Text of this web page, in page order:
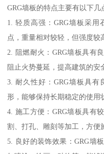
GRG墙板的特点主要有以下几
1. 轻质高强：GRG墙板采
点，重量相对较轻，但强度较
2. 阻燃耐火：GRG墙板具有
阻止火势蔓延，提高建筑的安
3. 耐久性好：GRG墙板具
形，能够保持长期稳定的使用
4. 施工方便：GRG墙板具有
割、打孔、雕刻等加工，方便
5. 良好的装饰效果：GRG墙